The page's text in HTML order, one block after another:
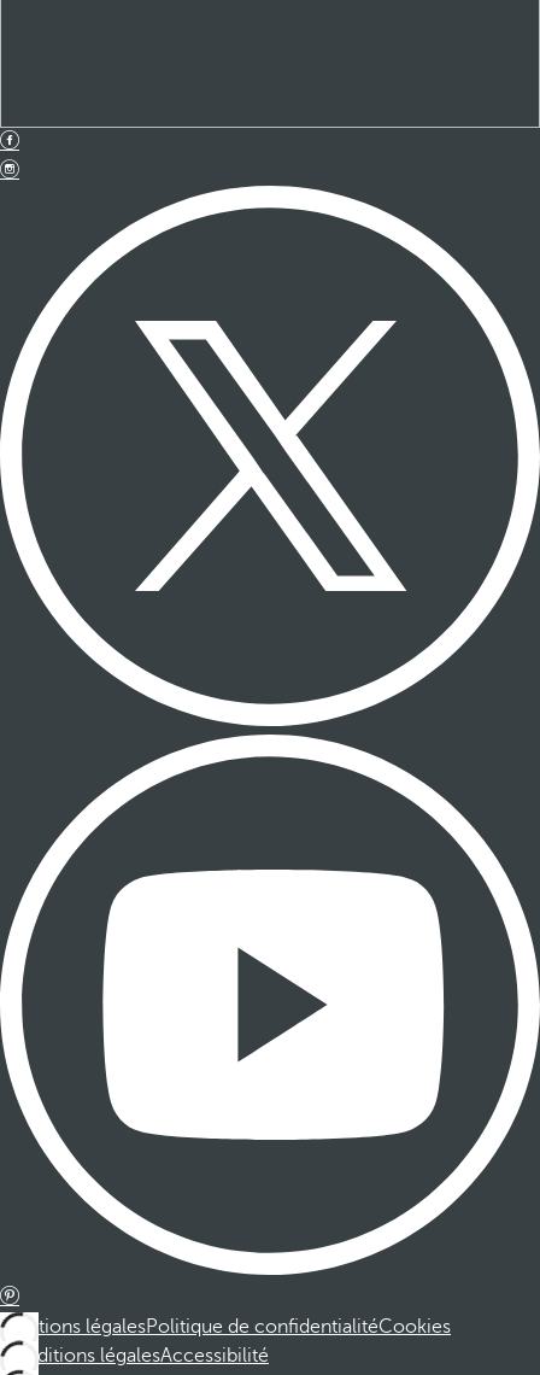
Mentions légalesPolitique de confidentialitéCookies
Conditions légalesAccessibilité